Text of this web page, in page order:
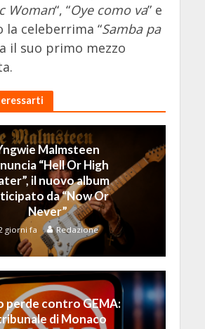
Woman“, “Oye como va” e
celeberrima “Samba pa
il suo primo mezzo
Malmsteen
“Hell Or High
il nuovo album
da “Now Or
Never”
giorni fa Redazione
perde contro GEMA:
di Monaco